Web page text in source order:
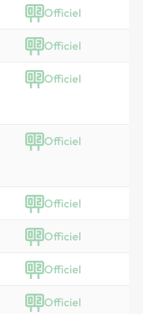
Officiel
Officiel
Officiel
Officiel
Officiel
Officiel
Officiel
Officiel